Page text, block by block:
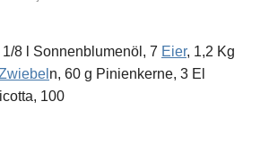
8 l Sonnenblumenöl, 7 Eier, 1,2 Kg
n, 60 g Pinienkerne, 3 El
100